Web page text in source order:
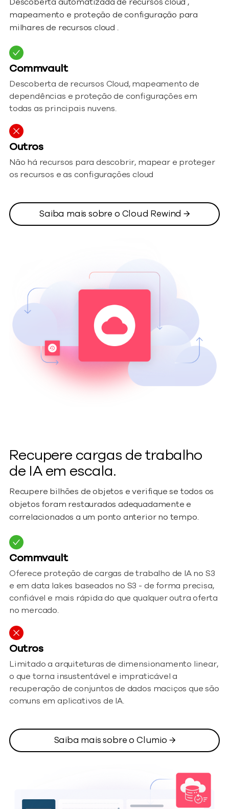
mapeamento e proteção de configuração para
milhares de recursos cloud .
Commvault
Descoberta de recursos Cloud, mapeamento de
dependências e proteção de configurações em
todas as principais nuvens.
Outros
Não há recursos para descobrir, mapear e proteger
os recursos e as configurações cloud
Saiba mais sobre o Cloud Rewind →
Recupere cargas de trabalho
de IA em escala.
Recupere bilhões de objetos e verifique se todos os
objetos foram restaurados adequadamente e
correlacionados a um ponto anterior no tempo.
Commvault
Oferece proteção de cargas de trabalho de IA no S3
e em data lakes baseados no S3 - de forma precisa,
confiável e mais rápida do que qualquer outra oferta
no mercado.
Outros
Limitado a arquiteturas de dimensionamento linear,
o que torna insustentável e impraticável a
recuperação de conjuntos de dados maciços que são
comuns em aplicativos de IA.
Saiba mais sobre o Clumio →